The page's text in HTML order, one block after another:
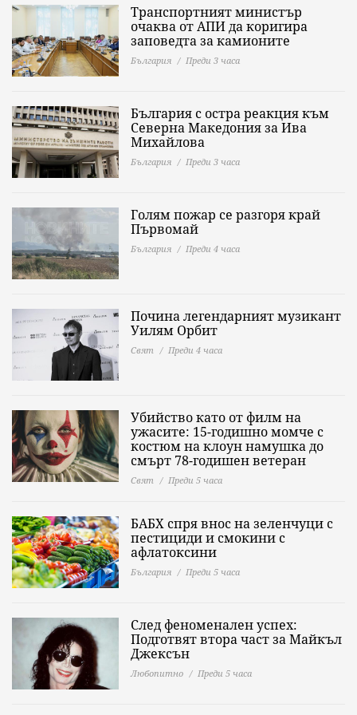
Транспортният министър
очаква от АПИ да коригира
заповедта за камионите
България Преди 3 часа
България с остра реакция към
Северна Македония за Ива
Михайлова
България Преди 3 часа
Голям пожар се разгоря край
Първомай
България Преди 4 часа
Почина легендарният музикант
Уилям Орбит
Свят Преди 4 часа
Убийство като от филм на
ужасите: 15-годишно момче с
костюм на клоун намушка до
смърт 78-годишен ветеран
Свят Преди 5 часа
БАБХ спря внос на зеленчуци с
пестициди и смокини с
афлатоксини
България Преди 5 часа
След феноменален успех:
Подготвят втора част за Майкъл
Джексън
Любопитно Преди 5 часа